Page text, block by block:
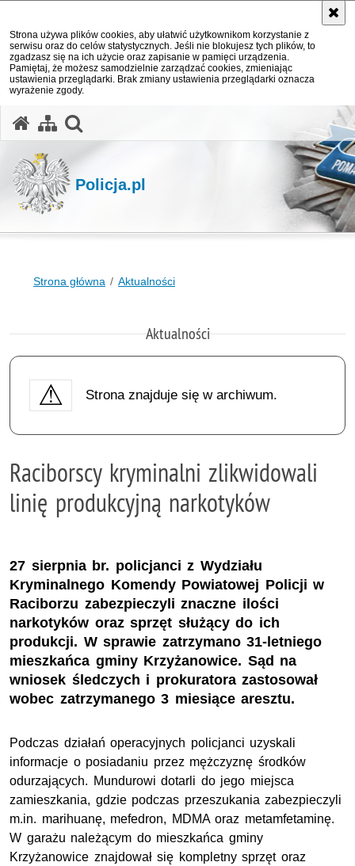
Strona używa plików cookies, aby ułatwić użytkownikom korzystanie z
serwisu oraz do celów statystycznych. Jeśli nie blokujesz tych plików, to
zgadzasz się na ich użycie oraz zapisanie w pamięci urządzenia.
Pamiętaj, że możesz samodzielnie zarządzać cookies, zmieniając
ustawienia przeglądarki. Brak zmiany ustawienia przeglądarki oznacza
wyrażenie zgody.
Policja.pl
Strona główna Aktualności
Aktualności
Strona znajduje się w archiwum.
Raciborscy kryminalni zlikwidowali
linię produkcyjną narkotyków
27 sierpnia br. policjanci z Wydziału
Kryminalnego Komendy Powiatowej Policji w
Raciborzu zabezpieczyli znaczne ilości
narkotyków oraz sprzęt służący do ich
produkcji. W sprawie zatrzymano 31-letniego
mieszkańca gminy Krzyżanowice. Sąd na
wniosek śledczych i prokuratora zastosował
wobec zatrzymanego 3 miesiące aresztu.
Podczas działań operacyjnych policjanci uzyskali
informacje o posiadaniu przez mężczyznę środków
odurzających. Mundurowi dotarli do jego miejsca
zamieszkania, gdzie podczas przeszukania zabezpieczyli
m.in. marihuanę, mefedron, MDMA oraz metamfetaminę.
W garażu należącym do mieszkańca gminy
Krzyżanowice znajdował się kompletny sprzęt oraz